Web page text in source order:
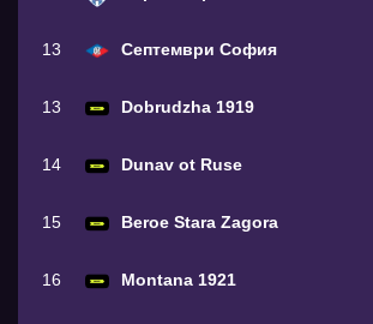
13 Септември София
13 Dobrudzha 1919
14 Dunav ot Ruse
15 Beroe Stara Zagora
16 Montana 1921